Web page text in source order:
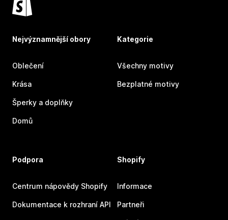
Nejvýznamnější obory
Oblečení
Krása
Šperky a doplňky
Domů
Kategorie
Všechny motivy
Bezplatné motivy
Podpora
Centrum nápovědy Shopify
Dokumentace k rozhraní API
Shopify
Informace
Partneři